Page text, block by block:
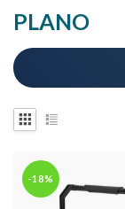
PLANO
-18%